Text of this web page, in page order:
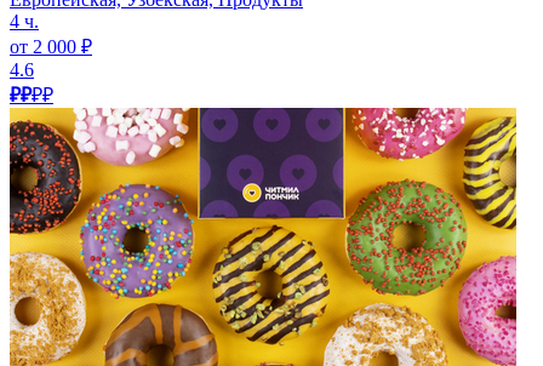
4 ч.
от 2 000 ₽
4.6
₽₽₽₽